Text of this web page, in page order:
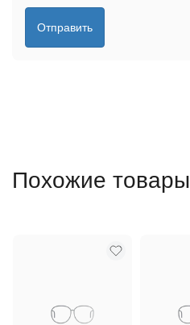
Отправить
Похожие товары